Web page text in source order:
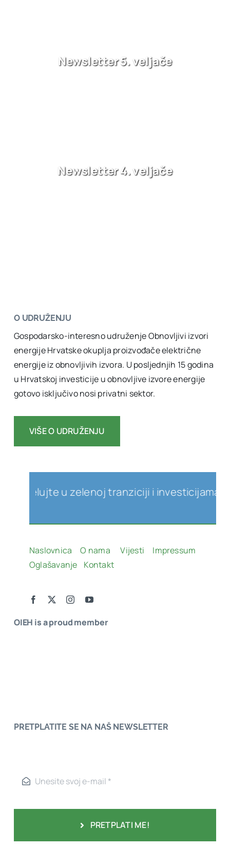
Newsletter 5. veljače
Newsletter 4. veljače
O UDRUŽENJU
Gospodarsko-interesno udruženje Obnovljivi izvori
energije Hrvatske okuplja proizvođače električne
energije iz obnovljivih izvora. U posljednjih 15 godina
u Hrvatskoj investicije u obnovljive izvore energije
gotovo isključivo nosi privatni sektor.
VIŠE O UDRUŽENJU
OIEH is a proud member
PRETPLATITE SE NA NAŠ NEWSLETTER
PRETPLATI ME!
u zelenoj tranziciji i investicijama u
Naslovnica O nama Vijesti
Impressum
Oglašavanje
Kontakt